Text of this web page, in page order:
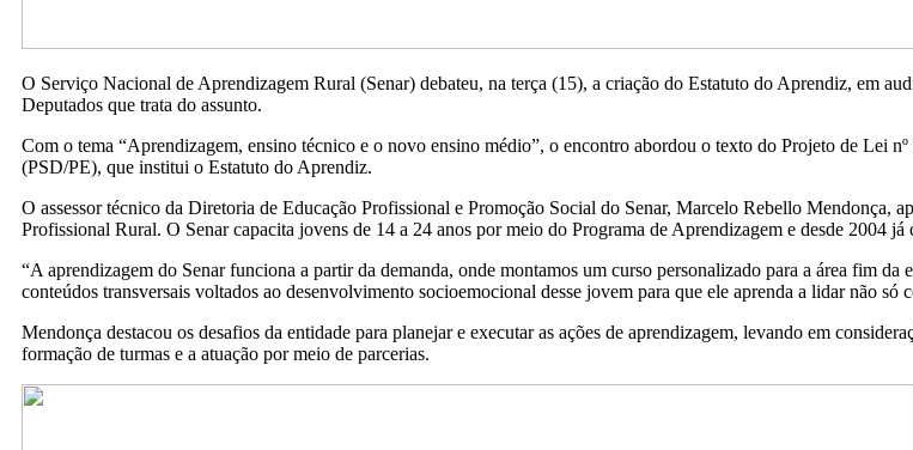
O Serviço Nacional de Aprendizagem Rural (Senar) debateu, na terça (15), a criação do Estatuto do Aprendiz, em
Deputados que trata do assunto.
Com o tema “Aprendizagem, ensino técnico e o novo ensino médio”, o encontro abordou o texto do Projeto de Lei
(PSD/PE), que institui o Estatuto do Aprendiz.
O assessor técnico da Diretoria de Educação Profissional e Promoção Social do Senar, Marcelo Rebello Mendonça,
Profissional Rural. O Senar capacita jovens de 14 a 24 anos por meio do Programa de Aprendizagem e desde 2004
“A aprendizagem do Senar funciona a partir da demanda, onde montamos um curso personalizado para a área fim
conteúdos transversais voltados ao desenvolvimento socioemocional desse jovem para que ele aprenda a lidar não
Mendonça destacou os desafios da entidade para planejar e executar as ações de aprendizagem, levando em
formação de turmas e a atuação por meio de parcerias.